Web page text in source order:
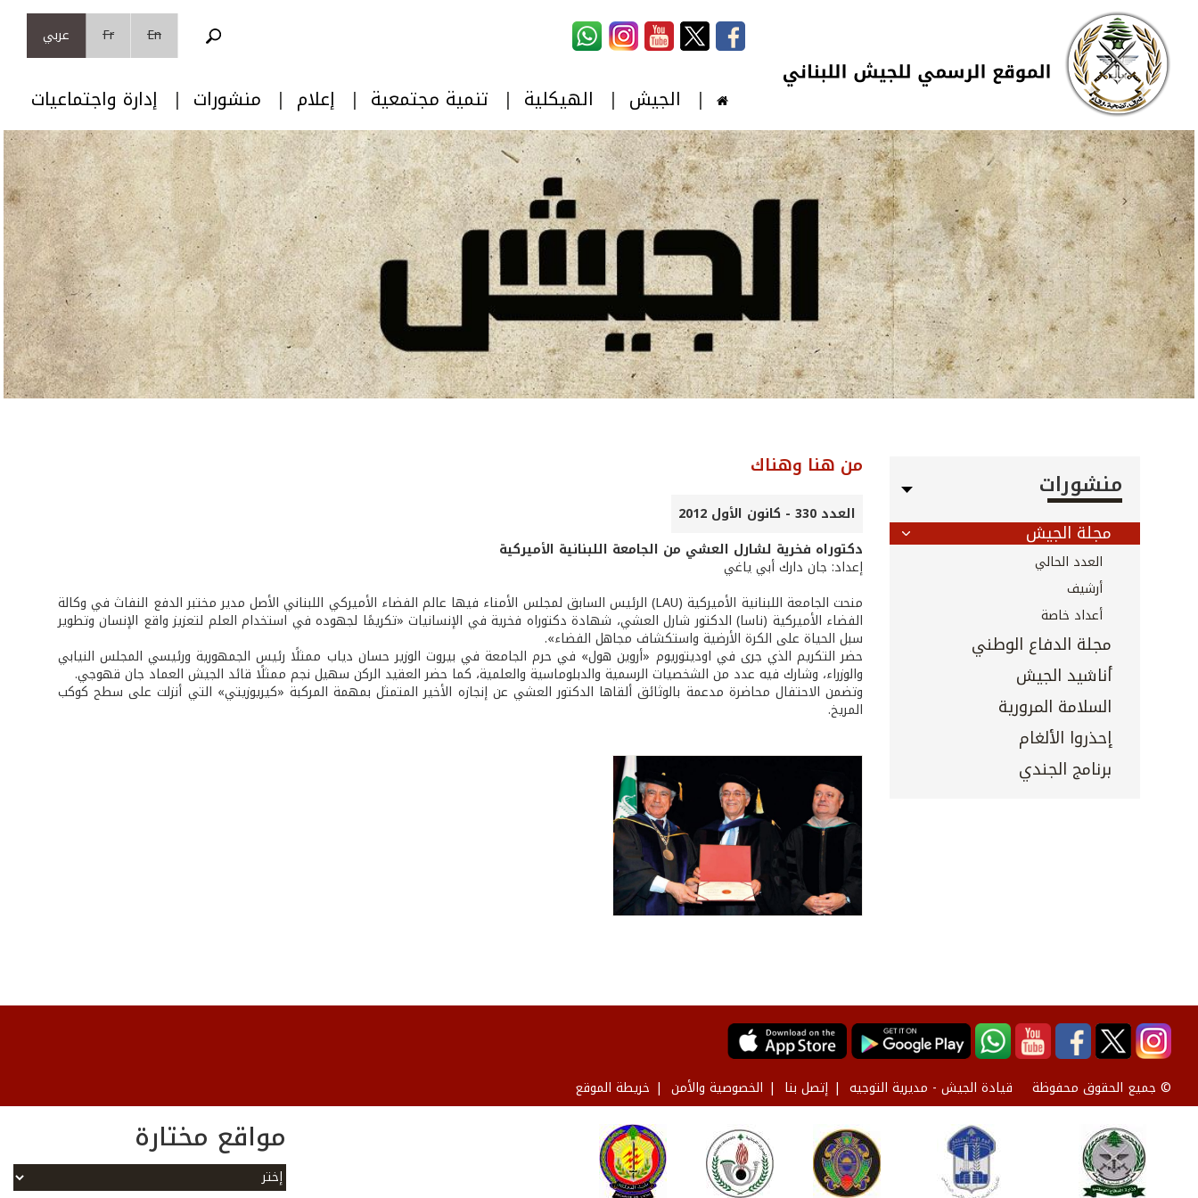
تجاوز إلى المحتوى الرئيسي
Skip to navigation
En
Fr عربي
الجيش الهيكلية تنمية مجتمعية إعلام منشورات إدارة واجتماعيات
منشورات
مجلة الجيش
العدد الحالي
أرشيف
أعداد خاصة
مجلة الدفاع الوطني
أناشيد الجيش
السلامة المرورية
إحذروا الألغام
برنامج الجندي
من هنا وهناك
العدد 330 - كانون الأول 2012
دكتوراه فخرية لشارل العشي من الجامعة اللبنانية الأميركية
إعداد: جان دارك أبي ياغي
منحت الجامعة اللبنانية الأميركية (LAU) الرئيس السابق لمجلس الأمناء فيها عالم الفضاء الأميركي اللبناني الأصل مدير مختبر الدفع النفاث في وكالة
الفضاء الأميركية (ناسا) الدكتور شارل العشي، شهادة دكتوراه فخرية في الإنسانيات «تكريمًا لجهوده في استخدام العلم لتعزيز واقع الإنسان وتطوير
سبل الحياة على الكرة الأرضية واستكشاف مجاهل الفضاء».
حضر التكريم الذي جرى في اوديتوريوم «أروين هول» في حرم الجامعة في بيروت الوزير حسان دياب ممثلًا رئيس الجمهورية ورئيسي المجلس النيابي
والوزراء، وشارك فيه عدد من الشخصيات الرسمية والدبلوماسية والعلمية، كما حضر العقيد الركن سهيل نجم ممثلًا قائد الجيش العماد جان قهوجي.
وتضمن الاحتفال محاضرة مدعمة بالوثائق ألقاها الدكتور العشي عن إنجازه الأخير المتمثل بمهمة المركبة «كيريوزيتي» التي أنزلت على سطح كوكب
المريخ.
© جميع الحقوق محفوظة قيادة الجيش - مديرية التوجيه إتصل بنا الخصوصية والأمن خريطة الموقع
مواقع مختارة